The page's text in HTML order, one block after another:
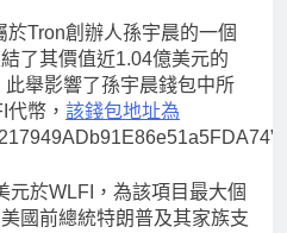
Tron創辦人孫宇晨的一個
了其價值近1.04億美元的
舉影響了孫宇晨錢包中所
幣， 該錢包地址為
元於WLFI，為該項目最大個
國前總統特朗普及其家族支